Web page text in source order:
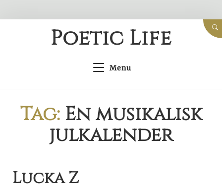
Poetic Life
Menu
Tag: En musikalisk
julkalender
Lucka Z